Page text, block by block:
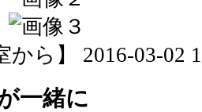
から】 2016-03-02
一緒に